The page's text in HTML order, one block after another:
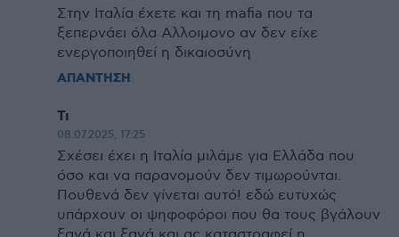
Στην Ιταλία έχετε και τη mafia που τα
ξεπερνάει όλα Αλλοιμονο αν δεν είχε
ενεργοποιηθεί η δικαιοσύνη
ΑΠΑΝΤΗΣΗ
Τι
08.07.2025, 17:25
Σχέσει έχει η Ιταλία μιλάμε για Ελλάδα που
όσο και να παρανομούν δεν τιμωρούνται.
Πουθενά δεν γίνεται αυτό! εδώ ευτυχώς
υπάρχουν οι ψηφοφόροι που θα τους βγάλουν